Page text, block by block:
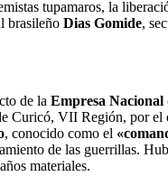
tupamaros, la
brasileño Dias Gomide,
de la Empresa Nacional
Curicó, VII Región, por el
, conocido como el
de las guerrillas.
materiales.